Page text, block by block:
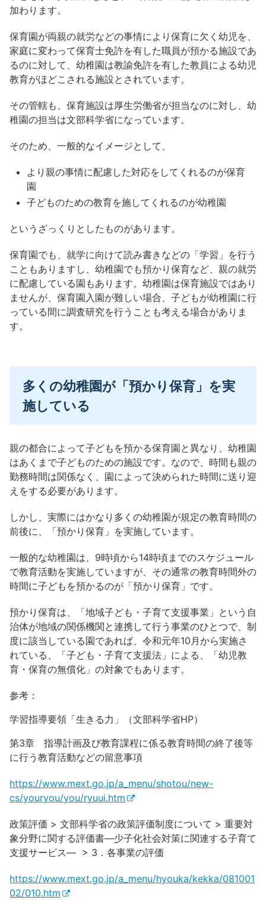
加わります。
保育園が両親の就労などの事情により保育に欠く幼児を、
家庭に変わって保育士免許を有した職員が預かる施設であ
るのに対して、 幼稚園は教諭免許を有した教員による幼児
教育がほどこされる施設とされています。
その管轄も、保育施設は厚生労働省が担当なのに対し、幼
稚園の担当は文部科学省になっています。
そのため、一般的なイメージとして、
より親の事情に配慮した対応をしてくれるのが保育
園
子どものための教育を施してくれるのが幼稚園
というざっくりとしたものがあります。
保育園でも、就学に向けて読み書きなどの「学習」を行う
こともありますし、幼稚園でも預かり保育など、親の就労
に配慮している園もあります。 幼稚園は保育施設ではあり
ませんが、保育園入園が難しい場合、子どもが幼稚園に行
っている間に調査研究を行うことも考える場合がありま
す。
多くの幼稚園が「預かり保育」を実
施している
親の都合によって子どもを預かる保育園と異なり、幼稚園
はあくまで子どものための施設です。 なので、時間も親の
勤務時間は関係なく、園によって決められた時間に送り迎
えをする必要があります。
しかし、実際にはかなり多くの幼稚園が規定の教育時間の
前後に、「預かり保育」を実施しています。
一般的な幼稚園は、9時頃から14時頃までのスケジュール
で教育活動を実施していますが、その通常の教育時間外の
時間に子どもを預かるのが「預かり保育」です。
預かり保育は、「地域子ども・子育て支援事業」という自
治体が地域の関係機関と連携して行う事業のひとつで、制
度に該当している園であれば、令和元年10月から実施さ
れている、「子ども・子育て支援法」による、「幼児教
育・保育の無償化」の対象でもあります。
参考：
学習指導要領「生きる力」（文部科学省HP）
第3章 指導計画及び教育課程に係る教育時間の終了後等
に行う教育活動などの留意事項
https://www.mext.go.jp/a_menu/shotou/new-
cs/youryou/you/ryuui.htm
政策評価 > 文部科学省の政策評価制度について > 重要対
象分野に関する評価書—少子化社会対策に関連する子育て
支援サービス— > 3．各事業の評価
https://www.mext.go.jp/a_menu/hyouka/kekka/081001
02/010.htm